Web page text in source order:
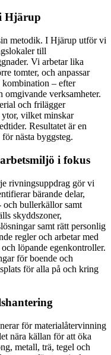
Hjärup
metodik. I Hjärup utför vi
till
Vi arbetar lika
tomter, och anpassar
– efter
verksamheter.
och frilägger
ytor, vilket minskar
Resultatet är en
nästa byggsteg.
i fokus
rivningsuppdrag gör vi
bärande delar,
och bullerkällor samt
skyddszoner,
samt rätt personlig
regler och arbetar med
löpande egenkontroller.
för boende och
för alla på och kring
för materialåtervinning
nära källan för att öka
metall, trä, tegel och